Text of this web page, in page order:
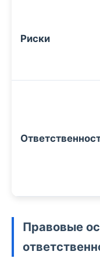
Риски
Правовые